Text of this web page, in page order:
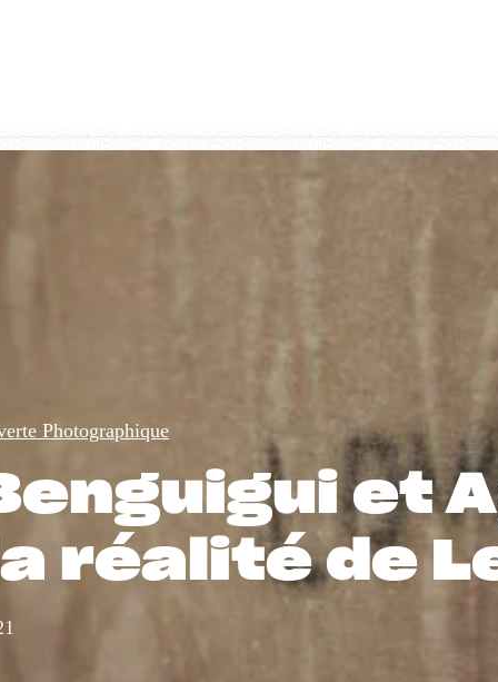
Photographique
et
réalité de